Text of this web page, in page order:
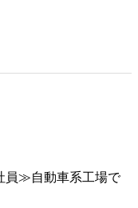
員≫自動車系工場で